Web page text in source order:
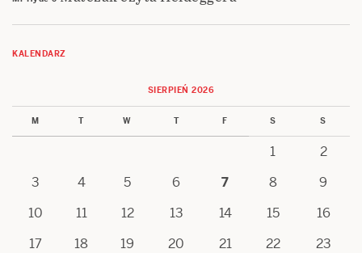
KALENDARZ
SIERPIEŃ 2026
M T W T F S S
1
2
3
4 5 6 7 8
9
10
11 12 13 14 15
16
17
18 19 20 21 22
23